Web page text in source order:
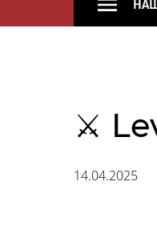
⚔
14.04.2025